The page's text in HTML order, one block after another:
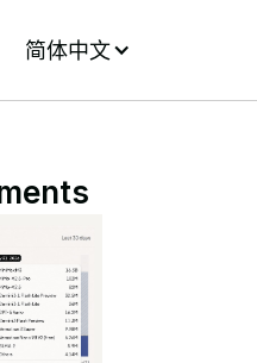
简体中文